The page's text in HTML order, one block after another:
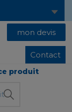
mon devis
Contact
produit